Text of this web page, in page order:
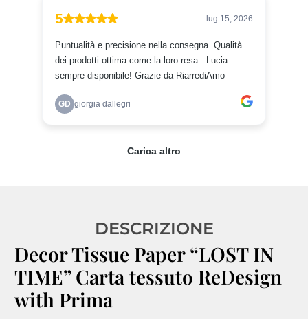
DESCRIZIONE
Decor Tissue Paper “LOST IN
TIME” Carta tessuto ReDesign
with Prima